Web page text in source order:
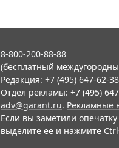
8-800-200-88-88
(бесплатный
Редакция: +7 (495) 647-62-
Отдел рекламы: +7 (495)
adv@garant.ru. Рекламные
Если вы заметили опечатку
выделите ее и нажмите